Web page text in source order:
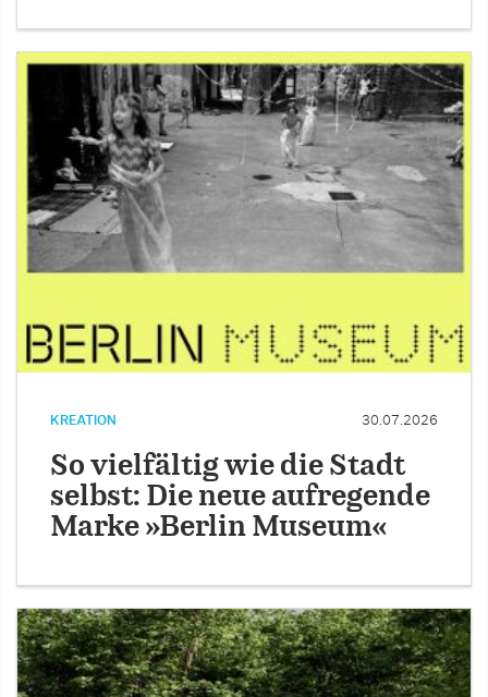
KREATION 30.07.2026
So vielfältig wie die Stadt
selbst: Die neue aufregende
Marke »Berlin Museum«